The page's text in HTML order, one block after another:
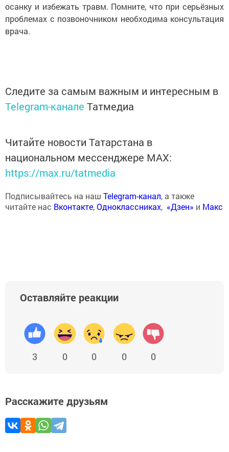
осанку и избежать травм. Помните, что при серьёзных
проблемах с позвоночником необходима консультация
врача.
Следите за самым важным и интересным в
Telegram-канале Татмедиа
Читайте новости Татарстана в
национальном мессенджере MАХ:
https://max.ru/tatmedia
Подписывайтесь на наш Telegram-канал, а также
читайте нас Вконтакте,Одноклассниках, «Дзен» и Макс
Оставляйте реакции
3 0 0 0 0
Расскажите друзьям